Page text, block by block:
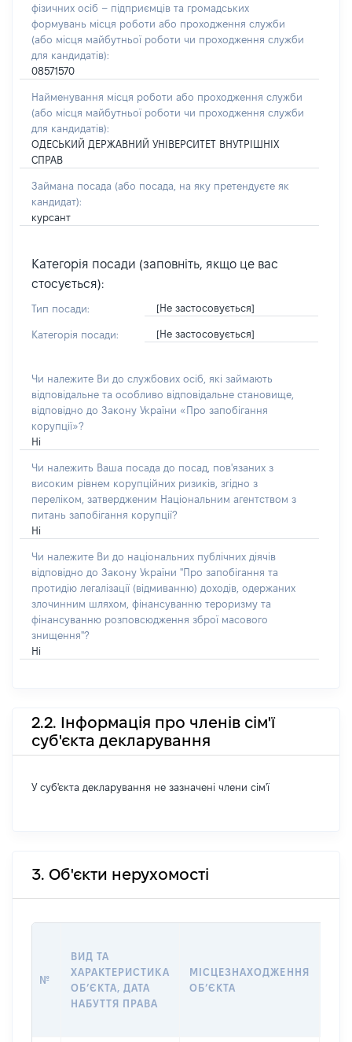
фізичних осіб – підприємців та громадських
формувань місця роботи або проходження служби
(або місця майбутньої роботи чи проходження служби
для кандидатів):
08571570
Найменування місця роботи або проходження служби
(або місця майбутньої роботи чи проходження служби
для кандидатів):
ОДЕСЬКИЙ ДЕРЖАВНИЙ УНІВЕРСИТЕТ ВНУТРІШНІХ
СПРАВ
Займана посада (або посада, на яку претендуєте як
кандидат):
курсант
Категорія посади (заповніть, якщо це вас
стосується):
Тип посади: [Не застосовується]
Категорія посади: [Не застосовується]
Чи належите Ви до службових осіб, які займають
відповідальне та особливо відповідальне становище,
відповідно до Закону України «Про запобігання
корупції»?
Ні
Чи належить Ваша посада до посад, пов'язаних з
високим рівнем корупційних ризиків, згідно з
переліком, затвердженим Національним агентством з
питань запобігання корупції?
Ні
Чи належите Ви до національних публічних діячів
відповідно до Закону України "Про запобігання та
протидію легалізації (відмиванню) доходів, одержаних
злочинним шляхом, фінансуванню тероризму та
фінансуванню розповсюдження зброї масового
знищення"?
Ні
2.2. Інформація про членів сім'ї
суб'єкта декларування
У суб'єкта декларування не зазначені члени сім'ї
3. Об'єкти нерухомості
№
ВИД ТА
ХАРАКТЕРИСТИКА
ОБʼЄКТА, ДАТА
НАБУТТЯ ПРАВА
МІСЦЕЗНАХОДЖЕННЯ
ОБʼЄКТА